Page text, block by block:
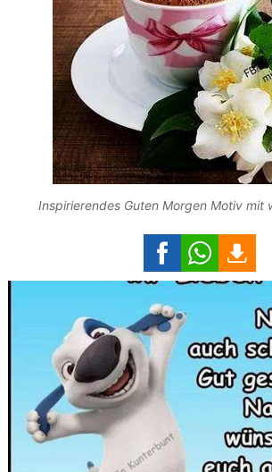
Inspirierendes Guten Morgen Motiv mit